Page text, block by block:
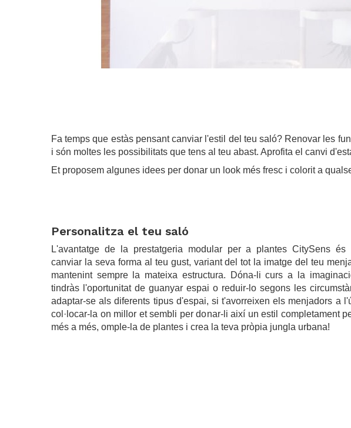
Fa temps que estàs pensant canviar l'estil del teu saló? Renovar les
i són moltes les possibilitats que tens al teu abast. Aprofita el canvi
Et proposem algunes idees per donar un look més fresc i colorit a
Personalitza el teu saló
L'avantatge de la prestatgeria modular per a plantes CitySens és
canviar la seva forma al teu gust, variant del tot la imatge del teu
mantenint sempre la mateixa estructura. Dóna-li curs a la
tindràs l'oportunitat de guanyar espai o reduir-lo segons les
adaptar-se als diferents tipus d'espai, si t'avorreixen els menjadors a
col·locar-la on millor et sembli per donar-li així un estil completament
més a més, omple-la de plantes i crea la teva pròpia jungla urbana!